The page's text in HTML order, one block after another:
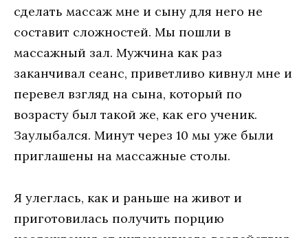
сделать массаж мне и сыну для него не
составит сложностей. Мы пошли в
массажный зал. Мужчина как раз
заканчивал сеанс, приветливо кивнул мне и
перевел взгляд на сына, который по
возрасту был такой же, как его ученик.
Заулыбался. Минут через 10 мы уже были
приглашены на массажные столы.
Я улеглась, как и раньше на живот и
приготовилась получить порцию